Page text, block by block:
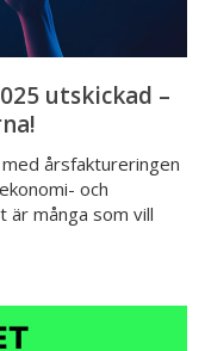
utskickad –
årsfaktureringen
och
är många som vill